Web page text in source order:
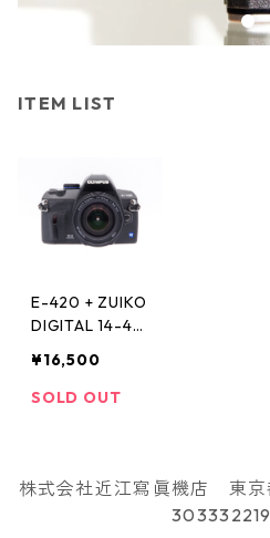
ITEM LIST
E-420 + ZUIKO
DIGITAL 14-42
LYMPUS オリン
パス
¥16,500
SOLD OUT
株式会社近江寫眞機店 東京